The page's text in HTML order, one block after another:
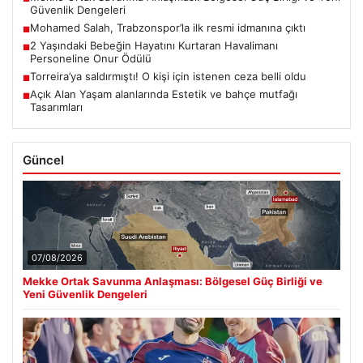
Güvenlik Dengeleri
■Mohamed Salah, Trabzonspor’la ilk resmi idmanına çıktı
■2 Yaşındaki Bebeğin Hayatını Kurtaran Havalimanı
Personeline Onur Ödülü
■Torreira’ya saldırmıştı! O kişi için istenen ceza belli oldu
■Açık Alan Yaşam alanlarında Estetik ve bahçe mutfağı
Tasarımları
Güncel
07/08/2026
Mekke Ortak Savunma Anlaşması: Bölgesel Güç Birliği ve
Yeni Güvenlik Dengeleri